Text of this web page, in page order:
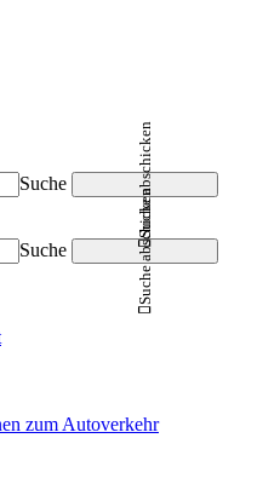
Suche
Suche abschicken
Suche
Suche abschicken
zum Autoverkehr